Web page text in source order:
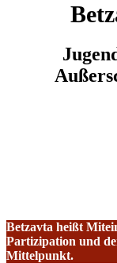
Betzavta heißt
Partizipation und
Mittelpunkt.